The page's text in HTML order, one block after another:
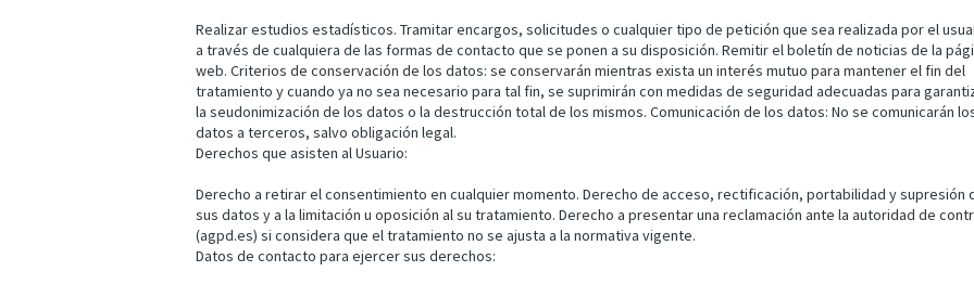
Realizar estudios estadísticos. Tramitar encargos, solicitudes o cualquier tipo de petición que sea realizada por el
a través de cualquiera de las formas de contacto que se ponen a su disposición. Remitir el boletín de noticias de la
web. Criterios de conservación de los datos: se conservarán mientras exista un interés mutuo para mantener el fin del
tratamiento y cuando ya no sea necesario para tal fin, se suprimirán con medidas de seguridad adecuadas para
la seudonimización de los datos o la destrucción total de los mismos. Comunicación de los datos: No se comunicarán
datos a terceros, salvo obligación legal.
Derechos que asisten al Usuario:
Derecho a retirar el consentimiento en cualquier momento. Derecho de acceso, rectificación, portabilidad y supresión
sus datos y a la limitación u oposición al su tratamiento. Derecho a presentar una reclamación ante la autoridad de
(agpd.es) si considera que el tratamiento no se ajusta a la normativa vigente.
Datos de contacto para ejercer sus derechos: